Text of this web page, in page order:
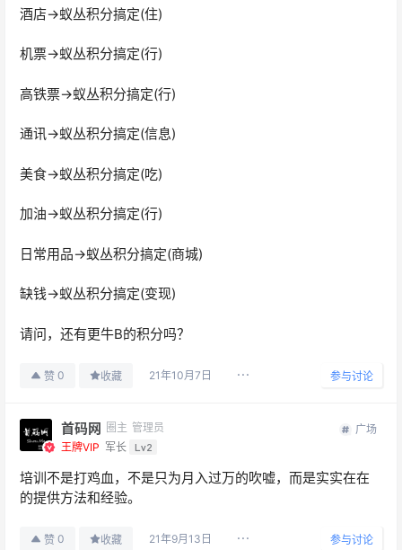
酒店→蚁丛积分搞定(住)
机票→蚁丛积分搞定(行)
高铁票→蚁丛积分搞定(行)
通讯→蚁丛积分搞定(信息)
美食→蚁丛积分搞定(吃)
加油→蚁丛积分搞定(行)
日常用品→蚁丛积分搞定(商城)
缺钱→蚁丛积分搞定(变现)
请问，还有更牛B的积分吗？
赞 0 收藏 21年10月7日 参与讨论
首码网 圈主 管理员
王牌VIP 军长 Lv2
广场
培训不是打鸡血，不是只为月入过万的吹嘘，而是实实在在
的提供方法和经验。
赞 0 收藏 21年9月13日 参与讨论